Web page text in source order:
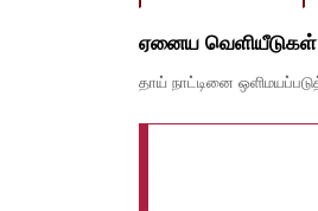
ஏனைய வெளியீடுகள்
தாய் நாட்டினை